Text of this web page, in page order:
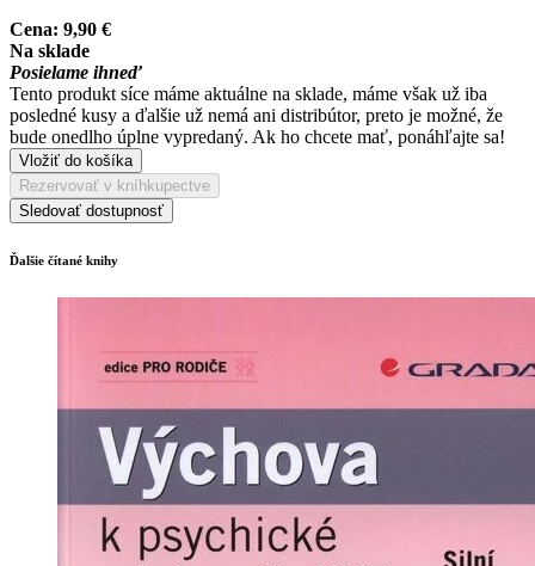
Cena: 9,90 €
Na sklade
Posielame ihneď
Tento produkt síce máme aktuálne na sklade, máme však už iba
posledné kusy a ďalšie už nemá ani distribútor, preto je možné, že
bude onedlho úplne vypredaný. Ak ho chcete mať, ponáhľajte sa!
Vložiť do košíka
Rezervovať v kníhkupectve
Sledovať dostupnosť
Ďalšie čítané knihy